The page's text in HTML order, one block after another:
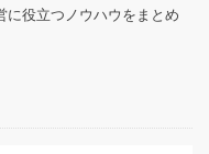
に役立つノウハウをまとめ